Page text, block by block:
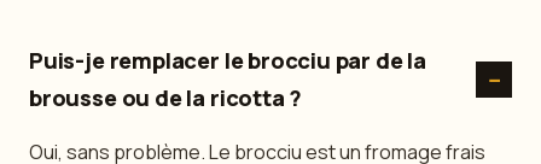
Puis-je remplacer le brocciu par de la
brousse ou de la ricotta ?
Oui, sans problème. Le brocciu est un fromage frais